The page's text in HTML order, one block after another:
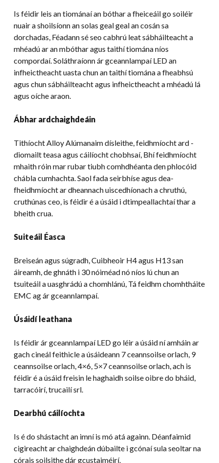
Is féidir leis an tiománaí an bóthar a fheiceáil go soiléir
nuair a shoilsíonn an solas geal geal an cosán sa
dorchadas, Féadann sé seo cabhrú leat sábháilteacht a
mhéadú ar an mbóthar agus taithí tiomána níos
compordaí. Soláthraíonn ár gceannlampaí LED an
infheictheacht uasta chun an taithí tiomána a fheabhsú
agus chun sábháilteacht agus infheictheacht a mhéadú lá
agus oíche araon.
Ábhar ardchaighdeáin
Tithíocht Alloy Alúmanaim dísleithe, feidhmíocht ard -
diomailt teasa agus cáilíocht chobhsaí, Bhí feidhmíocht
mhaith róin mar rubar tiubh comhdhéanta den phlocóid
chábla cumhachta. Saol fada seirbhíse agus dea-
fheidhmíocht ar dheannach uiscedhíonach a chruthú,
cruthúnas ceo, is féidir é a úsáid i dtimpeallachtaí thar a
bheith crua.
Suiteáil Éasca
Breiseán agus súgradh, Cuibheoir H4 agus H13 san
áireamh, de ghnáth i 30 nóiméad nó níos lú chun an
tsuiteáil a uasghrádú a chomhlánú, Tá feidhm chomhtháite
EMC ag ár gceannlampaí.
Úsáidí leathana
Is féidir ár gceannlampaí LED go léir a úsáid ní amháin ar
gach cineál feithicle a úsáideann 7 ceannsoilse orlach, 9
ceannsoilse orlach, 4×6, 5×7 ceannsoilse orlach, ach is
féidir é a úsáid freisin le haghaidh soilse oibre do bháid,
tarracóirí, trucailí srl.
Dearbhú cáilíochta
Is é do shástacht an imní is mó atá againn. Déanfaimid
cigireacht ar chaighdeán dúbailte i gcónaí sula seoltar na
córais soilsithe dár gcustaiméirí.